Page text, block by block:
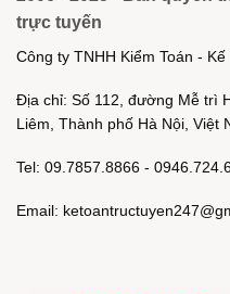
trực tuyến
Công ty TNHH Kiểm Toán -
Địa chỉ: Số 112, đường Mễ trì
Liêm, Thành phố Hà Nội, Việt
Tel: 09.7857.8866 -
Email: